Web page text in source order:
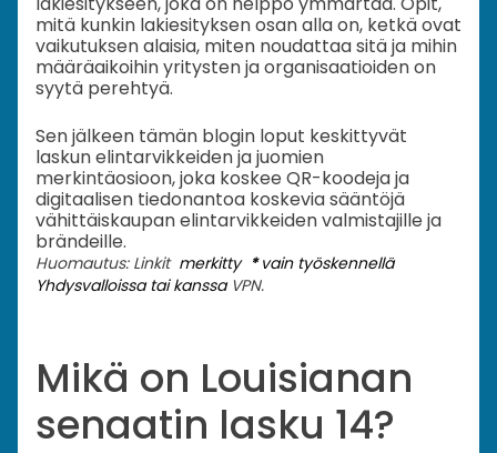
mitä kunkin lakiesityksen osan alla on, ketkä ovat
vaikutuksen alaisia, miten noudattaa sitä ja mihin
määräaikoihin yritysten ja organisaatioiden on
syytä perehtyä.
Sen jälkeen tämän blogin loput keskittyvät
laskun elintarvikkeiden ja juomien
merkintäosioon, joka koskee QR-koodeja ja
digitaalisen tiedonantoa koskevia sääntöjä
vähittäiskaupan elintarvikkeiden valmistajille ja
brändeille.
Huomautus: Linkit merkitty *vain työskennellä
Yhdysvalloissa tai kanssa VPN.
Mikä on Louisianan
senaatin lasku 14?